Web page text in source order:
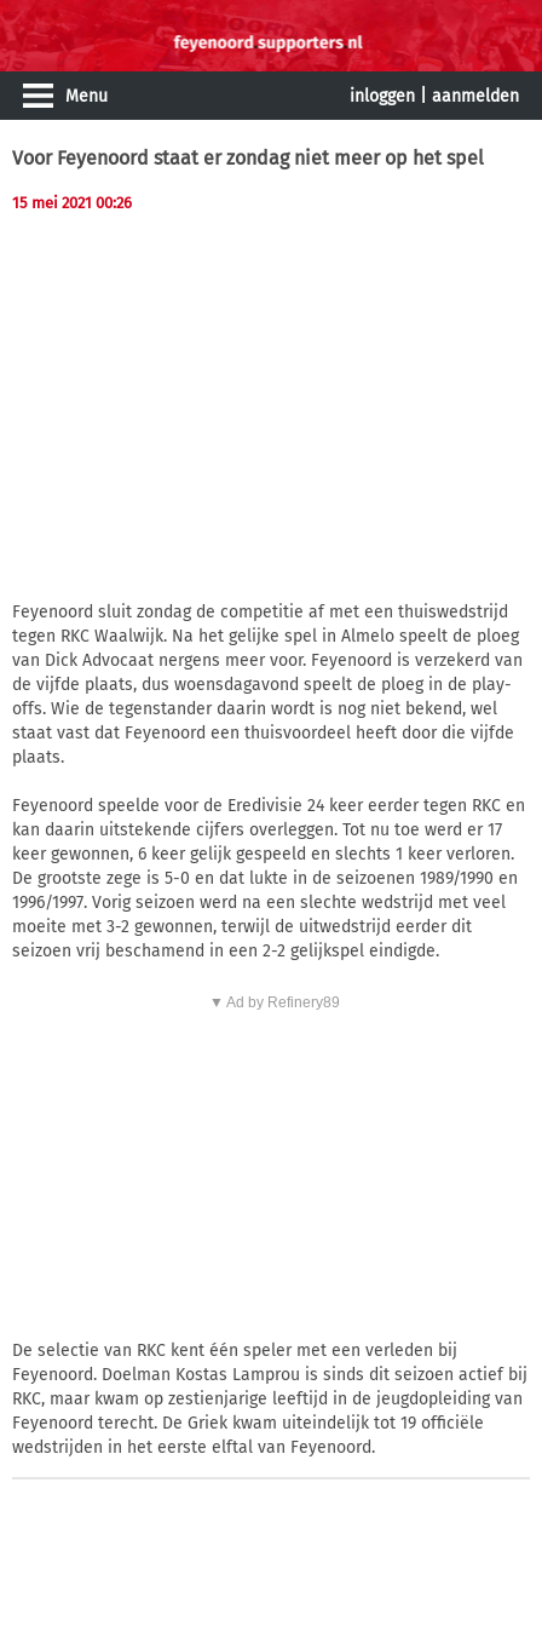
Menu inloggen aanmelden
Voor Feyenoord staat er zondag niet meer op het spel
15 mei 2021 00:26
Feyenoord sluit zondag de competitie af met een thuiswedstrijd
tegen RKC Waalwijk. Na het gelijke spel in Almelo speelt de ploeg
van Dick Advocaat nergens meer voor. Feyenoord is verzekerd van
de vijfde plaats, dus woensdagavond speelt de ploeg in de play-
offs. Wie de tegenstander daarin wordt is nog niet bekend, wel
staat vast dat Feyenoord een thuisvoordeel heeft door die vijfde
plaats.
Feyenoord speelde voor de Eredivisie 24 keer eerder tegen RKC en
kan daarin uitstekende cijfers overleggen. Tot nu toe werd er 17
keer gewonnen, 6 keer gelijk gespeeld en slechts 1 keer verloren.
De grootste zege is 5-0 en dat lukte in de seizoenen 1989/1990 en
1996/1997. Vorig seizoen werd na een slechte wedstrijd met veel
moeite met 3-2 gewonnen, terwijl de uitwedstrijd eerder dit
seizoen vrij beschamend in een 2-2 gelijkspel eindigde.
▼ Ad by Refinery89
De selectie van RKC kent één speler met een verleden bij
Feyenoord. Doelman Kostas Lamprou is sinds dit seizoen actief bij
RKC, maar kwam op zestienjarige leeftijd in de jeugdopleiding van
Feyenoord terecht. De Griek kwam uiteindelijk tot 19 officiële
wedstrijden in het eerste elftal van Feyenoord.